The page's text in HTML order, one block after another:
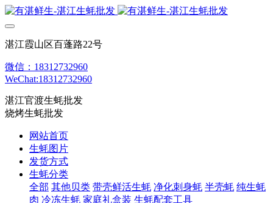
湛江霞山区百蓬路22号
微信：18312732960
WeChat:18312732960
湛江官渡生蚝批发
烧烤生蚝批发
网站首页
生蚝图片
发货方式
生蚝分类
全部 其他贝类 带壳鲜活生蚝 净化刺身蚝 半壳蚝 纯生蚝
肉 冷冻生蚝 家庭礼盒装 生蚝配套工具